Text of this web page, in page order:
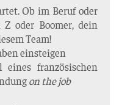
Ob im Beruf oder
oder Boo­mer, dein
Team!
einsteigen
fran­zö­si­schen
on the job